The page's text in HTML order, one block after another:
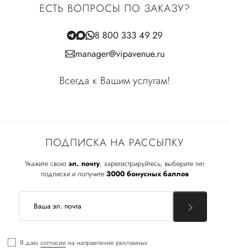
ПОДПИСКА НА РАССЫЛКУ
Укажите свою эл. почту, зарегистрируйтесь, выберите тип
подписки и получите 3000 бонусных баллов
Я даю согласие на направление рекламных
ЕСТЬ ВОПРОСЫ ПО ЗАКАЗУ?
8 800 333 49 29
manager@vipavenue.ru
Всегда к Вашим услугам!